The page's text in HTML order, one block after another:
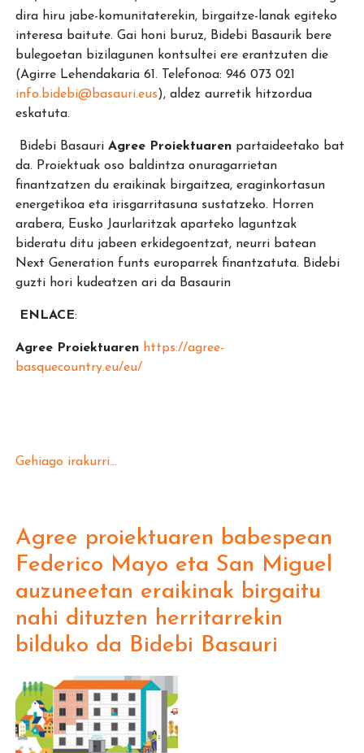
dira hiru jabe-komunitaterekin, birgaitze-lanak egiteko
interesa baitute. Gai honi buruz, Bidebi Basaurik bere
bulegoetan bizilagunen kontsultei ere erantzuten die
(Agirre Lehendakaria 61. Telefonoa: 946 073 021
info.bidebi@basauri.eus), aldez aurretik hitzordua
eskatuta.
Bidebi Basauri Agree Proiektuaren partaideetako bat
da. Proiektuak oso baldintza onuragarrietan
finantzatzen du eraikinak birgaitzea, eraginkortasun
energetikoa eta irisgarritasuna sustatzeko. Horren
arabera, Eusko Jaurlaritzak aparteko laguntzak
bideratu ditu jabeen erkidegoentzat, neurri batean
Next Generation funts europarrek finantzatuta. Bidebi
guzti hori kudeatzen ari da Basaurin
ENLACE:
Agree Proiektuaren https://agree-
basquecountry.eu/eu/
Gehiago irakurri...
Agree proiektuaren babespean
Federico Mayo eta San Miguel
auzuneetan eraikinak birgaitu
nahi dituzten herritarrekin
bilduko da Bidebi Basauri